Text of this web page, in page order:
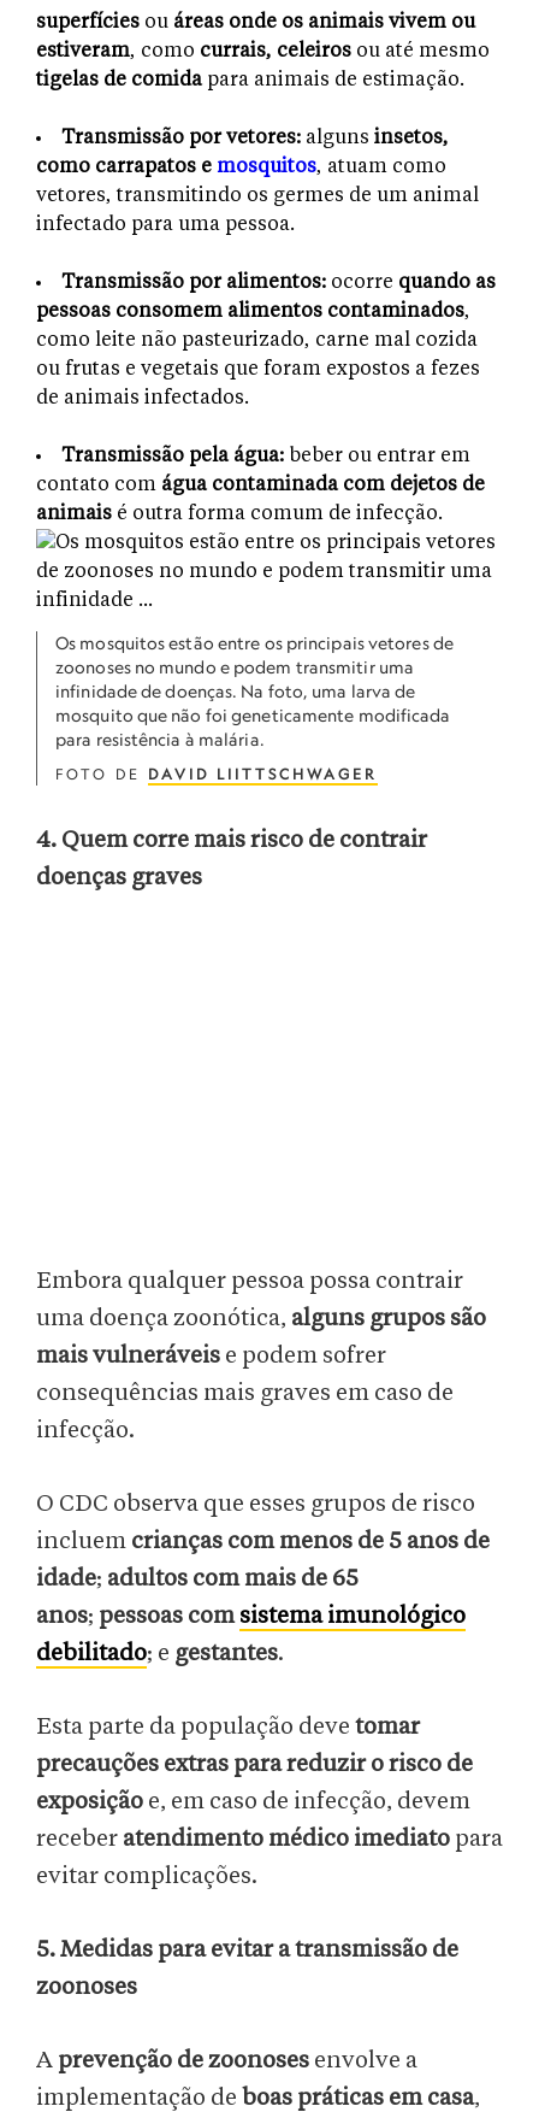
superfícies ou áreas onde os animais vivem ou
estiveram, como currais, celeiros ou até mesmo
tigelas de comida para animais de estimação.
Transmissão por vetores: alguns insetos,
como carrapatos e mosquitos, atuam como
vetores, transmitindo os germes de um animal
infectado para uma pessoa.
Transmissão por alimentos: ocorre quando as
pessoas consomem alimentos contaminados,
como leite não pasteurizado, carne mal cozida
ou frutas e vegetais que foram expostos a fezes
de animais infectados.
Transmissão pela água: beber ou entrar em
contato com água contaminada com dejetos de
animais é outra forma comum de infecção.
Os mosquitos estão entre os principais vetores de
zoonoses no mundo e podem transmitir uma
infinidade de doenças. Na foto, uma larva de
mosquito que não foi geneticamente modificada
para resistência à malária.
FOTO DE DAVID LIITTSCHWAGER
4. Quem corre mais risco de contrair
doenças graves
Embora qualquer pessoa possa contrair
uma doença zoonótica, alguns grupos são
mais vulneráveis e podem sofrer
consequências mais graves em caso de
infecção.
O CDC observa que esses grupos de risco
incluem crianças com menos de 5 anos de
idade; adultos com mais de 65
anos; pessoas comsistema imunológico
debilitado; e gestantes.
Esta parte da população deve tomar
precauções extras para reduzir o risco de
exposição e, em caso de infecção, devem
receber atendimento médico imediato para
evitar complicações.
5. Medidas para evitar a transmissão de
zoonoses
A prevenção de zoonoses envolve a
implementação de boas práticas em casa,